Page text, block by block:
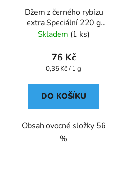
Džem z černého rybízu
extra Speciální 220 g
GREŠÍK
Skladem (1 ks)
76 Kč
Měrná
0,35 Kč / 1 g
DO KOŠÍKU
Obsah ovocné složky 56
%